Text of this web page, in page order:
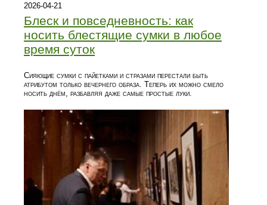
2026-04-21
Блеск и повседневность: как
носить блестящие сумки в любое
время суток
Сияющие сумки с пайетками и стразами перестали быть
атрибутом только вечернего образа. Теперь их можно смело
носить днём, разбавляя даже самые простые луки.